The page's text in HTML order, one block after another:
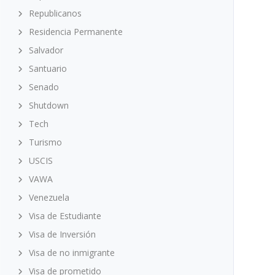
Republicanos
Residencia Permanente
Salvador
Santuario
Senado
Shutdown
Tech
Turismo
USCIS
VAWA
Venezuela
Visa de Estudiante
Visa de Inversión
Visa de no inmigrante
Visa de prometido